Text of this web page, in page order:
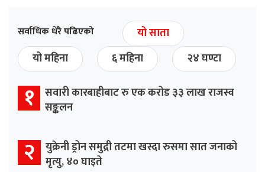
सर्वाधिक धेरै पढिएको
यो साता
यो महिना
६ महिना २४ घण्टा
१
सवारी कारबाहीबाट रु एक करोड ३३ लाख राजस्व
सङ्कलन
२
युक्रेनी ड्रोन समुद्री तटमा खस्दा रुसमा सात जनाको
मृत्यु, ४० घाइते